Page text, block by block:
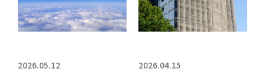
2026.05.12 2026.04.15